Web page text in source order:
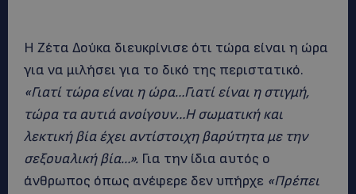
Η Ζέτα Δούκα διευκρίνισε ότι τώρα είναι η ώρα
για να μιλήσει για το δικό της περιστατικό.
«Γιατί τώρα είναι η ώρα…Γιατί είναι η στιγμή,
τώρα τα αυτιά ανοίγουν…Η σωματική και
λεκτική βία έχει αντίστοιχη βαρύτητα με την
σεξουαλική βία…». Για την ίδια αυτός ο
άνθρωπος όπως ανέφερε δεν υπήρχε «Πρέπει